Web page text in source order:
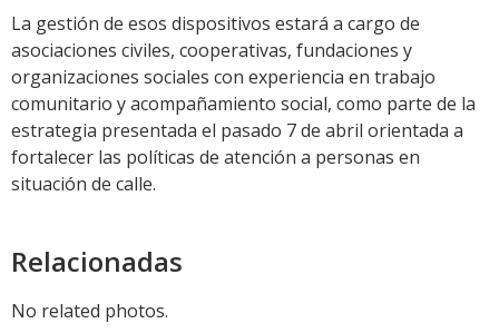
La gestión de esos dispositivos estará a cargo de
asociaciones civiles, cooperativas, fundaciones y
organizaciones sociales con experiencia en trabajo
comunitario y acompañamiento social, como parte de la
estrategia presentada el pasado 7 de abril orientada a
fortalecer las políticas de atención a personas en
situación de calle.
Relacionadas
No related photos.